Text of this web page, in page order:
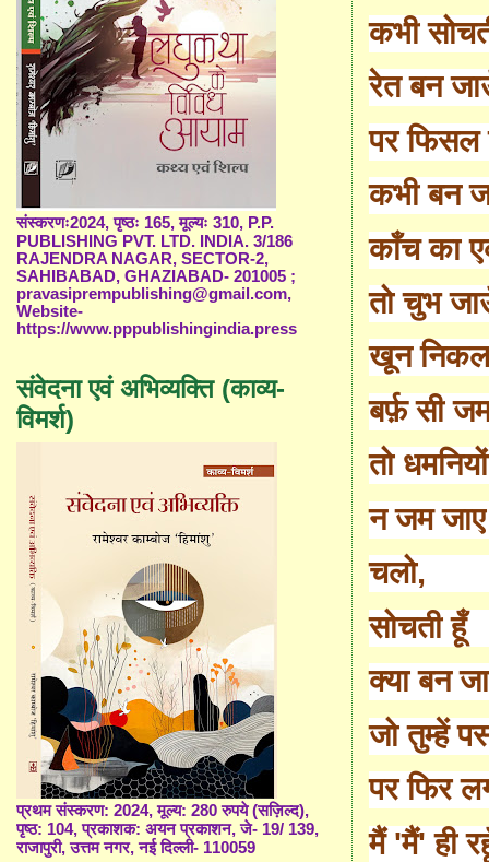
कभी
रेत बन
पर फिसल
कभी बन
काँच का
तो चुभ
खून
बर्फ़ सी
तो
न जम
चलो,
सोचती हूँ
क्या बन
जो तुम्हें
पर फिर
मैं 'मैं'ही
संस्करणः2024, पृष्ठः 165, मूल्यः 310, P.P.
PUBLISHING PVT. LTD. INDIA. 3/186
RAJENDRA NAGAR, SECTOR-2,
SAHIBABAD, GHAZIABAD- 201005 ;
pravasiprempublishing@gmail.com,
Website-
https://www.pppublishingindia.press
संवेदना एवं अभिव्यक्ति (काव्य-
विमर्श)
प्रथम संस्करण: 2024, मूल्य: 280 रुपये (सज़िल्द),
पृष्ठ: 104, प्रकाशक: अयन प्रकाशन, जे- 19/ 139,
राजापुरी, उत्तम नगर, नई दिल्ली- 110059